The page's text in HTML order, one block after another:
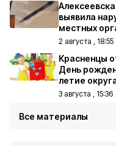
выявила
местных
2 августа , 18:55
Красненцы
День
летие
3 августа , 15:36
Все материалы